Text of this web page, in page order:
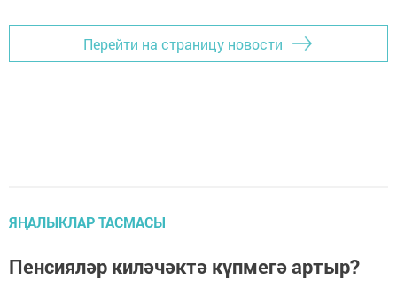
Перейти на страницу новости
ЯҢАЛЫКЛАР ТАСМАСЫ
Пенсияләр киләчәктә күпмегә артыр?